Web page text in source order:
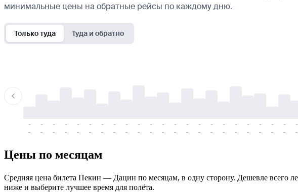
минимальные цены на обратные рейсы по каждому дню.
Только туда Туда и обратно
-
-
-
-
-
-
-
-
-
-
-
-
-
-
-
-
-
-
-
-
-
-
-
-
-
-
-
-
-
-
-
-
-
-
-
-
-
-
-
-
-
-
-
-
-
-
Цены по месяцам
Средняя цена билета Пекин — Дацин по месяцам, в одну сторону. Дешевле всего
ниже и выберите лучшее время для полёта.